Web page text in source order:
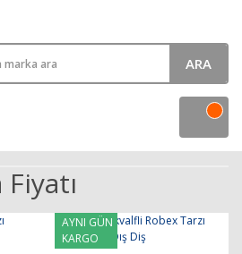
ARA
AYNI GÜN
KARGO